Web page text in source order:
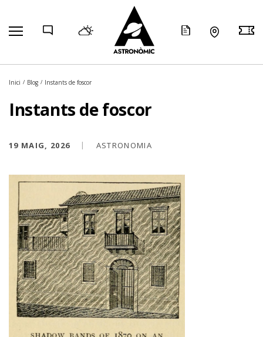
Inici Blog Instants de foscor
Instants de foscor
19 MAIG, 2026 ASTRONOMIA